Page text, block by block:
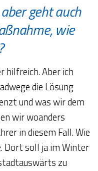
geht auch
wie
hilfreich. Aber ich
die Lösung
und was wir dem
wir woanders
in diesem Fall. Wie
Dort soll ja im Winter
zu